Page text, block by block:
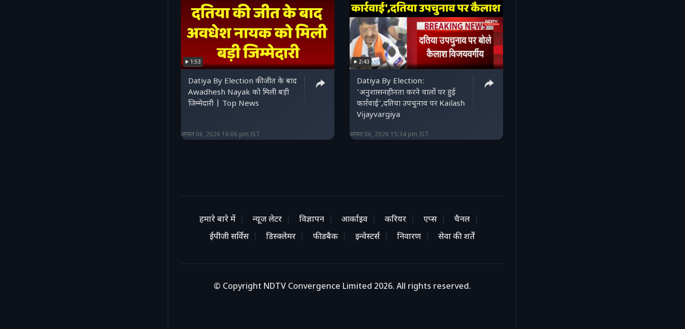
1:53
Datiya By Election की जीत के बाद
Awadhesh Nayak को मिली बड़ी
जिम्मेदारी | Top News
अगस्त 06, 2026 16:06 pm IST
2:43
Datiya By Election:
'अनुशासनहीनता करने वालों पर हुई
कार्रवाई',दतिया उपचुनाव पर Kailash
Vijayvargiya
अगस्त 06, 2026 15:34 pm IST
हमारे बारे में न्यूज लेटर विज्ञापन आर्काइव करियर एप्स
चैनल
ईपीजी सर्विस
डिस्क्लेमर फीडबैक इन्वेस्टर्स निवारण सेवा की शर्तें
© Copyright NDTV Convergence Limited 2026. All rights reserved.